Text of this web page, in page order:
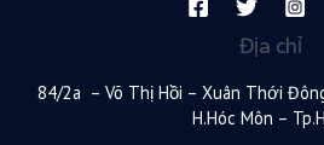
Địa chỉ
84/2a – Võ Thị Hồi – Xuân Thới
H.Hóc Môn –